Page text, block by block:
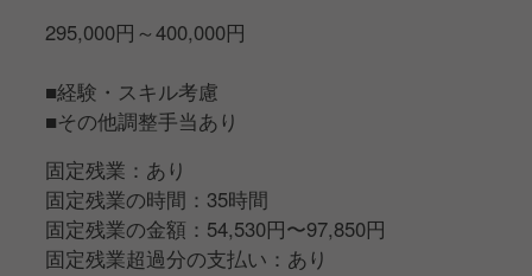
295,000円～400,000円
■経験・スキル考慮
■その他調整手当あり
固定残業：あり
固定残業の時間：35時間
固定残業の金額：54,530円〜97,850円
固定残業超過分の支払い：あり